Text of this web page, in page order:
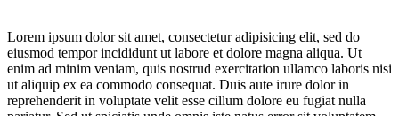
Lorem ipsum dolor sit amet, consectetur adipisicing elit, sed do
eiusmod tempor incididunt ut labore et dolore magna aliqua. Ut
enim ad minim veniam, quis nostrud exercitation ullamco laboris nisi
ut aliquip ex ea commodo consequat. Duis aute irure dolor in
reprehenderit in voluptate velit esse cillum dolore eu fugiat nulla